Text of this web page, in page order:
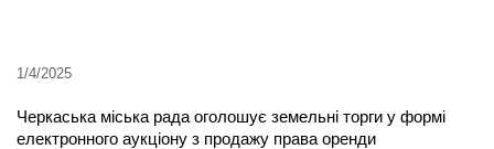
1/4/2025
Черкаська міська рада оголошує земельні торги у формі
електронного аукціону з продажу права оренди